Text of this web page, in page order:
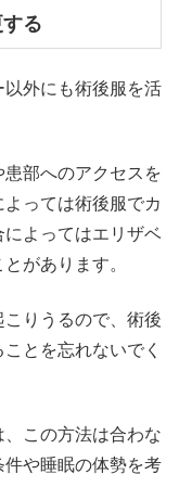
る
外にも術後服を活
部へのアクセスを
っては術後服でカ
よってはエリザベ
があります。
りうるので、術後
とを忘れないでく
この方法は合わな
や睡眠の体勢を考